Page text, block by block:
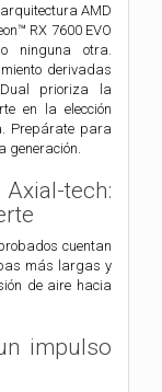
AMD
RX 7600 EVO
ninguna otra.
derivadas
prioriza la
en la elección
Prepárate para
generación.
tech:
cuentan
más largas y
de aire hacia
impulso